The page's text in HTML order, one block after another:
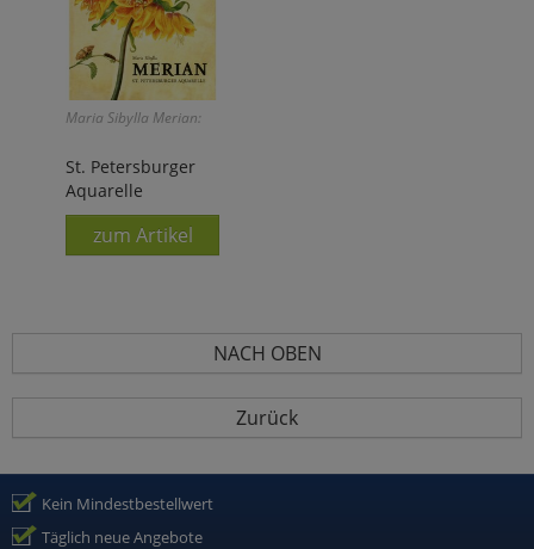
Maria Sibylla Merian:
St. Petersburger
Aquarelle
zum Artikel
NACH OBEN
Zurück
Kein Mindestbestellwert
Täglich neue Angebote